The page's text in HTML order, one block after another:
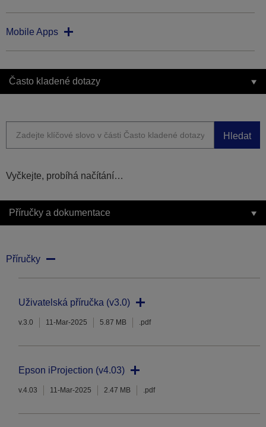
Mobile Apps
Často kladené dotazy
Hledat
Vyčkejte, probíhá načítání…
Příručky a dokumentace
Příručky
Uživatelská příručka (v3.0)
v.3.0 11-Mar-2025 5.87 MB .pdf
Epson iProjection (v4.03)
v.4.03 11-Mar-2025 2.47 MB .pdf